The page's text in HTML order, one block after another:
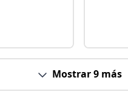
Mostrar 9 más